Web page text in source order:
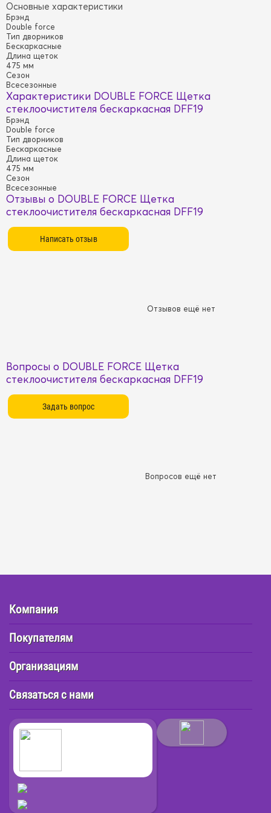
Основные характеристики
Брэнд
Double force
Тип дворников
Бескаркасные
Длина щеток
475 мм
Сезон
Всесезонные
Характеристики DOUBLE FORCE Щетка
стеклоочистителя бескаркасная DFF19
Брэнд
Double force
Тип дворников
Бескаркасные
Длина щеток
475 мм
Сезон
Всесезонные
Отзывы о DOUBLE FORCE Щетка
стеклоочистителя бескаркасная DFF19
Отзывов ещё нет
Вопросы о DOUBLE FORCE Щетка
стеклоочистителя бескаркасная DFF19
Вопросов ещё нет
Компания
Покупателям
Организациям
Связаться с нами